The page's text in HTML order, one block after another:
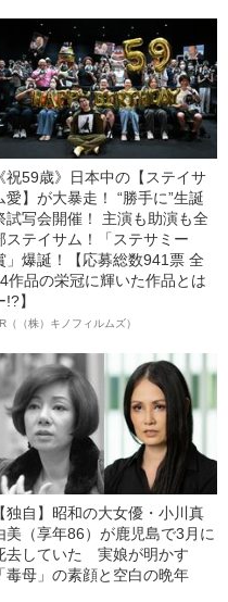
《祝59歳》日本中の【ステイサ
愛】が大暴走！ “勝手に”生誕
試写会開催！ 主演も助演も全
ステイサム！「ステサミー
」爆誕！【応募総数941票 全
作品の栄冠に輝いた作品とは
!?】
（（株）キノフィルムズ）
【独自】昭和の大女優・小川真
美（享年86）が鹿児島で3月に
去していた 実娘が明かす
「毒母」の素顔と空白の晩年